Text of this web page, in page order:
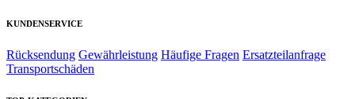
KUNDENSERVICE
Rücksendung Gewährleistung Häufige Fragen Ersatzteilanfrage
Transportschäden